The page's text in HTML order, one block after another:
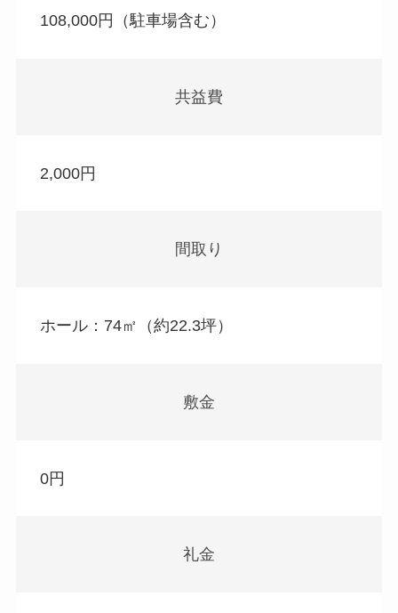
108,000円（駐車場含む）
共益費
2,000円
間取り
ホール：74㎡（約22.3坪）
敷金
0円
礼金